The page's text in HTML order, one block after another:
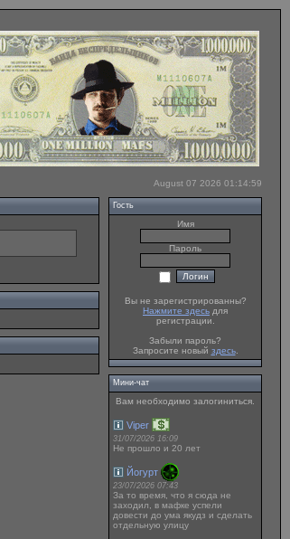
August 07 2026 01:14:59
Гость
Имя
Пароль
Вы не зарегистрированны?
Нажмите здесь для
регистрации.
Забыли пароль?
Запросите новый здесь.
Мини-чат
Вам необходимо залогиниться.
Viper
31/07/2026 16:09
Не прошло и 20 лет
Йогурт
23/07/2026 07:43
За то время, что я сюда не
заходил, в мафке успели
довести до ума якудз и сделать
отдельную улицу